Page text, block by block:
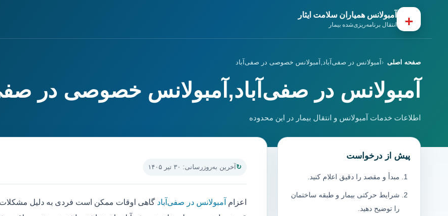
+ آمبولانس همیاران سلامت ایثار
انتقال برنامه‌ریزی‌شده بیمار
صفحه اصلی آمبولانس در صفی‌آباد,آمبولانس خصوصی در صفی‌آباد
آمبولانس در صفی‌آباد,آمبولانس خصوصی در
اطلاعات خدمات آمبولانس و انتقال بیمار در این محدوده
آخرین به‌روزرسانی: ۳۰ تیر ۱۴۰۵
اعزام آمبولانس در صفی‌آباد گاهی اوقات ممکن است فردی به دلیل
پیش از درخواست
مبدأ و مقصد را دقیق اعلام کنید.
شرایط حرکتی بیمار و طبقه ساختمان
را توضیح دهید.